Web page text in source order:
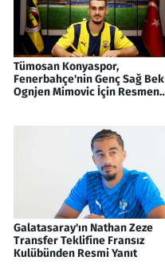
Tümosan Konyaspor,
Fenerbahçe'nin Genç Sağ Bek
Ognjen Mimovic İçin Resmen
Galatasaray'ın Nathan Zeze
Transfer Teklifine Fransız
Kulübünden Resmi Yanıt